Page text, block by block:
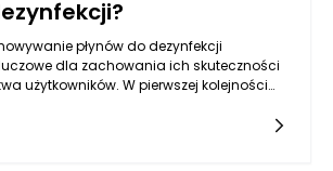
płynów do dezynfekcji
dla zachowania ich skuteczności
użytkowników. W pierwszej kolejności
być to ciemne, chłodne oraz dobrze